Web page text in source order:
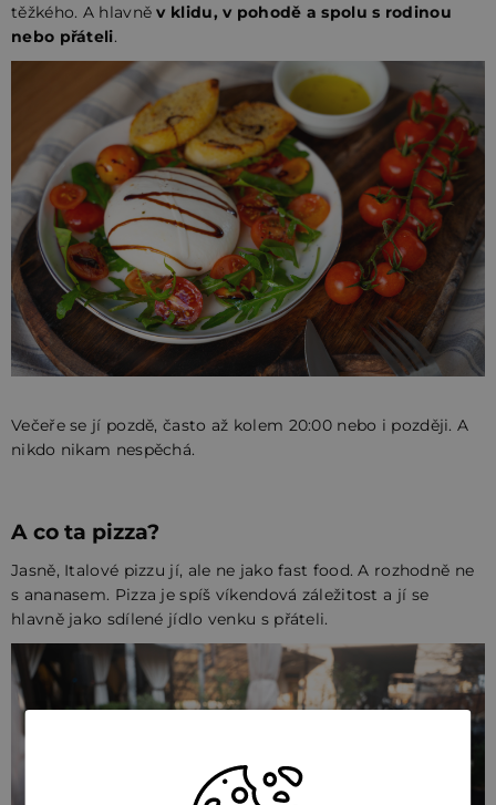
těžkého. A hlavněv klidu, v pohodě a spolu s rodinou
nebo přáteli.
Večeře se jí pozdě, často až kolem 20:00 nebo i později. A
nikdo nikam nespěchá.
A co ta pizza?
Jasně, Italové pizzu jí, ale ne jako fast food. A rozhodně ne
s ananasem. Pizza je spíš víkendová záležitost a jí se
hlavně jako sdílené jídlo venku s přáteli.